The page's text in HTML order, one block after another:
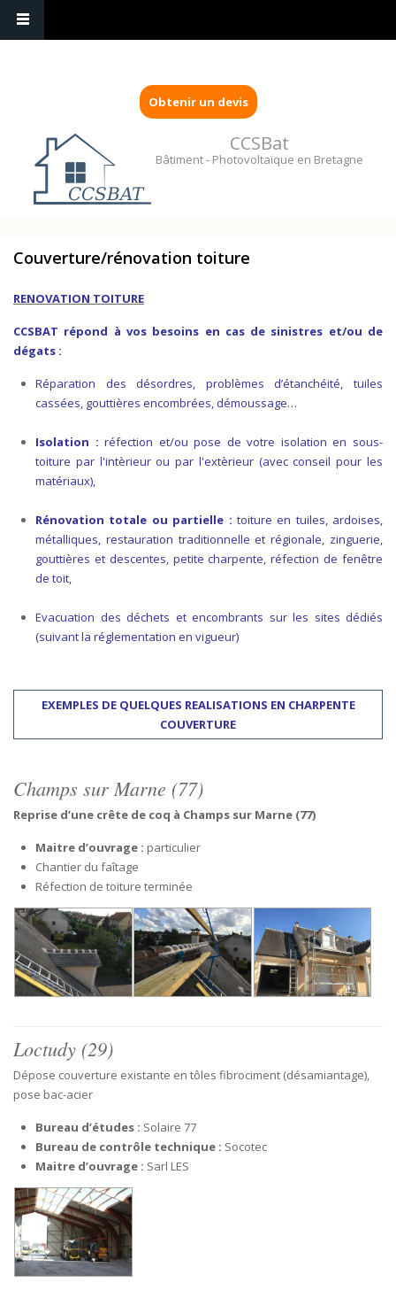
Obtenir un devis
CCSBat
Bâtiment - Photovoltaïque en Bretagne
Couverture/rénovation toiture
RENOVATION TOITURE
CCSBAT répond à vos besoins en cas de sinistres et/ou de
dégats :
Réparation des désordres, problèmes d’étanchéité, tuiles
cassées, gouttières encombrées, démoussage…
Isolation :réfection et/ou pose de votre isolation en sous-
toiture par l'intèrieur ou par l'extèrieur (avec conseil pour les
matériaux),
Rénovation totale ou partielle : toiture en tuiles, ardoises,
métalliques, restauration traditionnelle et régionale, zinguerie,
gouttières et descentes, petite charpente, réfection de fenêtre
de toit,
Evacuation des déchets et encombrants sur les sites dédiés
(suivant la réglementation en vigueur)
EXEMPLES DE QUELQUES REALISATIONS EN CHARPENTE
COUVERTURE
Champs sur Marne (77)
Reprise d’une crête de coq à Champs sur Marne (77)
Maitre d’ouvrage : particulier
Chantier du faîtage
Réfection de toiture terminée
Loctudy (29)
Dépose couverture existante en tôles fibrociment (désamiantage),
pose bac-acier
Bureau d’études : Solaire 77
Bureau de contrôle technique : Socotec
Maitre d’ouvrage : Sarl LES